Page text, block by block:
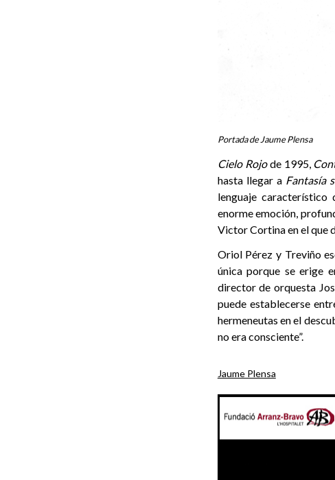
Portada de Jaume Plensa
Cielo Rojode 1995,
hasta llegar a Fantasía
lenguaje característico
enorme emoción,
Victor Cortina en el que
Oriol Pérez y Treviño
única porque se erige
director de orquesta
puede establecerse
hermeneutas en el
no era consciente”.
Jaume Plensa